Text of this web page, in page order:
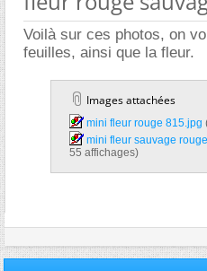
Voilà sur ces photos, on
feuilles, ainsi que la fleur.
Images attachées
mini fleur rouge 815.jpg‎
mini fleur sauvage
55 affichages)